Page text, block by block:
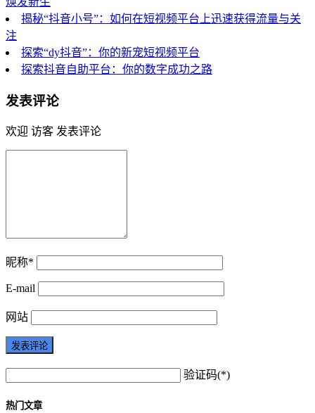
揭秘“抖音小号”：如何在短视频平台上迅速获得流量与关
注
探索“dy抖音”：你的新宠短视频平台
探索抖音自助平台：你的数字成功之路
发表评论
欢迎 访客 发表评论
昵称*
E-mail
网站
验证码(*)
热门文章